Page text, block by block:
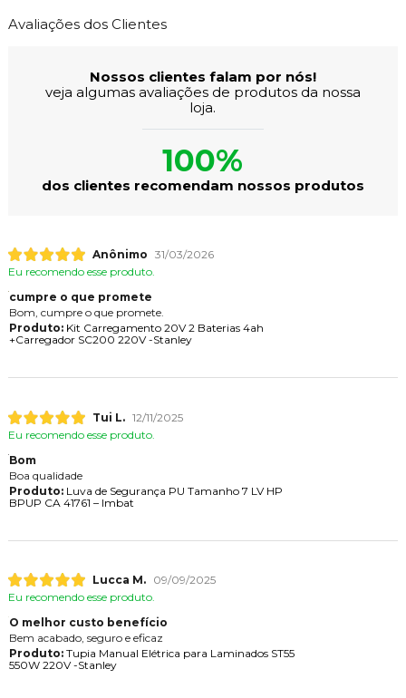
Avaliações dos Clientes
Nossos clientes falam por nós!
veja algumas avaliações de produtos da nossa
loja.
100%
dos clientes recomendam nossos produtos
Anônimo 31/03/2026
Eu recomendo esse produto.
cumpre o que promete
Bom, cumpre o que promete.
Produto:Kit Carregamento 20V 2 Baterias 4ah
+Carregador SC200 220V -Stanley
Tui L. 12/11/2025
Eu recomendo esse produto.
Bom
Boa qualidade
Produto:Luva de Segurança PU Tamanho 7 LV HP
BPUP CA 41761 – Imbat
Lucca M.
09/09/2025
Eu recomendo esse produto.
O melhor custo benefício
Bem acabado, seguro e eficaz
Produto:Tupia Manual Elétrica para Laminados ST55
550W 220V -Stanley